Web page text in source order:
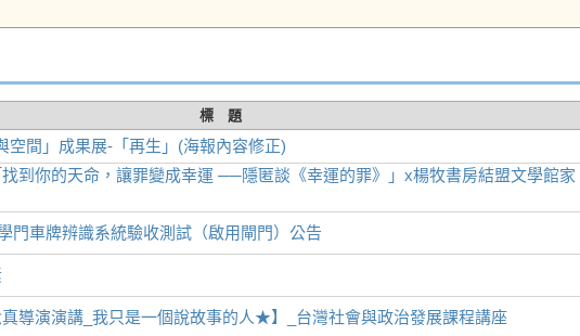
標 題
空間」成果展-「再生」(海報內容修正)
到你的天命，讓罪變成幸運 ──隱匿談《幸運的罪》」x楊牧書房結盟文學館家
門車牌辨識系統驗收測試（啟用閘門）公告
導演演講_我只是一個說故事的人★】_台灣社會與政治發展課程講座